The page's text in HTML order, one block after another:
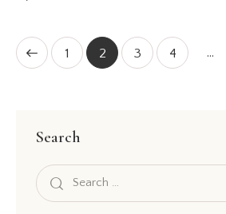
1 2 3 4 …
Search